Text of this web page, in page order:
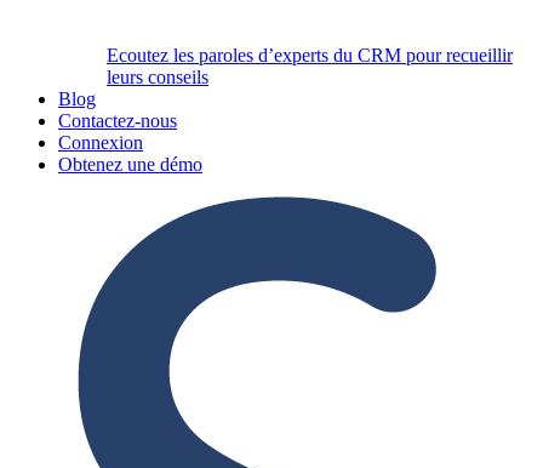
Ecoutez les paroles d’experts du CRM pour recueillir
leurs conseils
Blog
Contactez-nous
Connexion
Obtenez une démo